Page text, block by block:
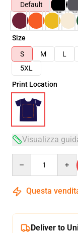
Default
Size
S
M L
5XL
Print Location
Visualizza
Questa
Deliver to